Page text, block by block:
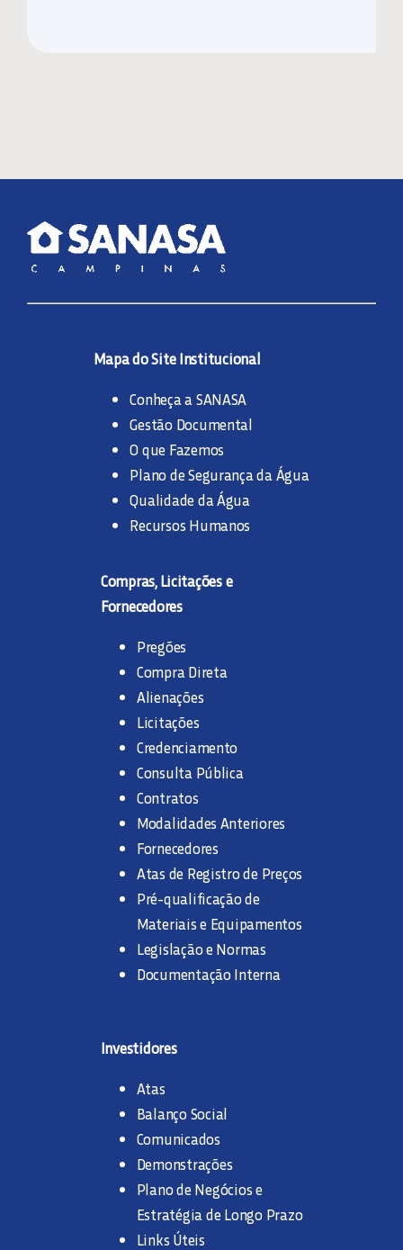
Mapa do Site Institucional
Conheça a SANASA
Gestão Documental
O que Fazemos
Plano de Segurança da Água
Qualidade da Água
Recursos Humanos
Compras, Licitações e
Fornecedores
Pregões
Compra Direta
Alienações
Licitações
Credenciamento
Consulta Pública
Contratos
Modalidades Anteriores
Fornecedores
Atas de Registro de Preços
Pré-qualificação de
Materiais e Equipamentos
Legislação e Normas
Documentação Interna
Investidores
Atas
Balanço Social
Comunicados
Demonstrações
Plano de Negócios e
Estratégia de Longo Prazo
Links Úteis